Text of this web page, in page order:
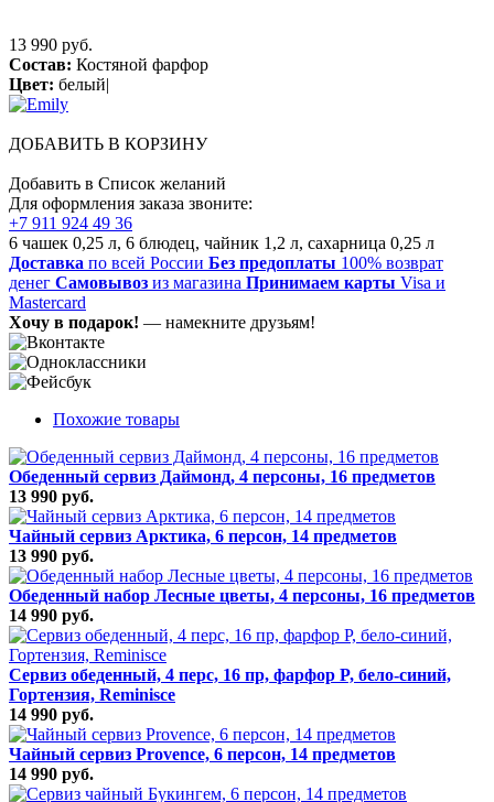
13 990 руб.
Состав: Костяной фарфор
Цвет: белый|
ДОБАВИТЬ В КОРЗИНУ
Добавить в Список желаний
Для оформления заказа звоните:
+7 911 924 49 36
6 чашек 0,25 л, 6 блюдец, чайник 1,2 л, сахарница 0,25 л
Доставка по всей России Без предоплаты 100% возврат
денег Самовывоз из магазина Принимаем карты Visa и
Mastercard
Хочу в подарок! — намекните друзьям!
Похожие товары
Обеденный сервиз Даймонд, 4 персоны, 16 предметов
13 990 руб.
Чайный сервиз Арктика, 6 персон, 14 предметов
13 990 руб.
Обеденный набор Лесные цветы, 4 персоны, 16 предметов
14 990 руб.
Сервиз обеденный, 4 перс, 16 пр, фарфор P, бело-синий,
Гортензия, Reminisce
14 990 руб.
Чайный сервиз Provence, 6 персон, 14 предметов
14 990 руб.